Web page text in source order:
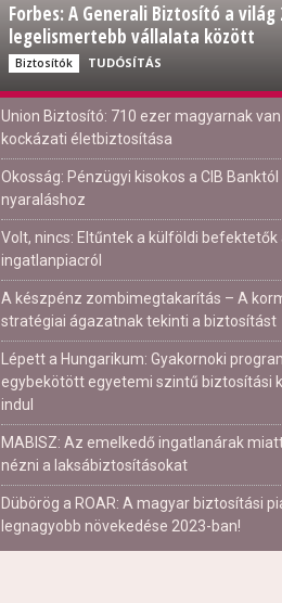
Forbes: A Generali Biztosító a világ
legelismertebb vállalata között
Biztosítók TUDÓSÍTÁS
Union Biztosító: 710 ezer magyarnak van
kockázati életbiztosítása
Okosság: Pénzügyi kisokos a CIB Banktól
nyaraláshoz
Volt, nincs: Eltűntek a külföldi befektetők
ingatlanpiacról
A készpénz zombimegtakarítás – A
stratégiai ágazatnak tekinti a biztosítást
Lépett a Hungarikum: Gyakornoki
egybekötött egyetemi szintű biztosítási
indul
MABISZ: Az emelkedő ingatlanárak miatt
nézni a laksábiztosításokat
Dübörög a ROAR: A magyar biztosítási
legnagyobb növekedése 2023-ban!